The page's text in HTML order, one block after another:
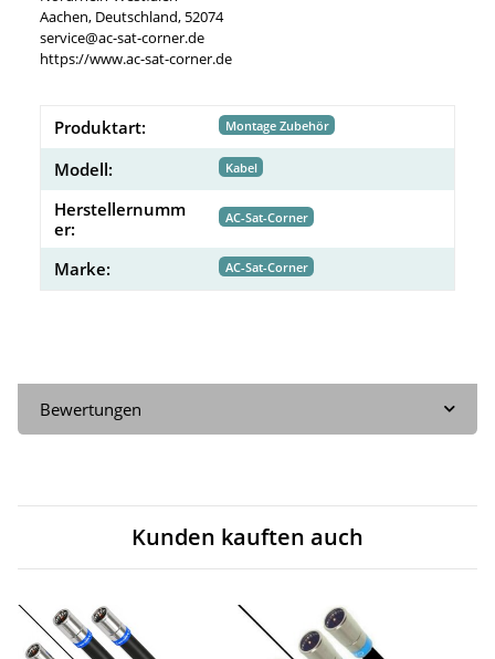
Aachen, Deutschland, 52074
service@ac-sat-corner.de
https://www.ac-sat-corner.de
Produktart: Montage Zubehör
Modell: Kabel
Herstellernumm
er:
AC-Sat-Corner
Marke: AC-Sat-Corner
Bewertungen
Kunden kauften auch